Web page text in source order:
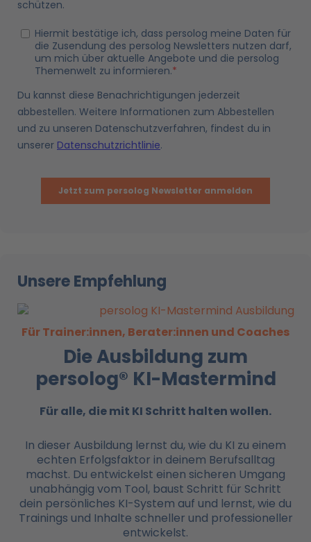
Unsere Empfehlung
Für Trainer:innen, Berater:innen und Coaches
Die Ausbildung zum
persolog® KI-Mastermind
Für alle, die mit KI Schritt halten wollen.
In dieser Ausbildung lernst du, wie du KI zu einem
echten Erfolgsfaktor in deinem Berufsalltag
machst. Du entwickelst einen sicheren Umgang
unabhängig vom Tool, baust Schritt für Schritt
dein persönliches KI-System auf und lernst, wie du
Trainings und Inhalte schneller und professioneller
entwickelst.